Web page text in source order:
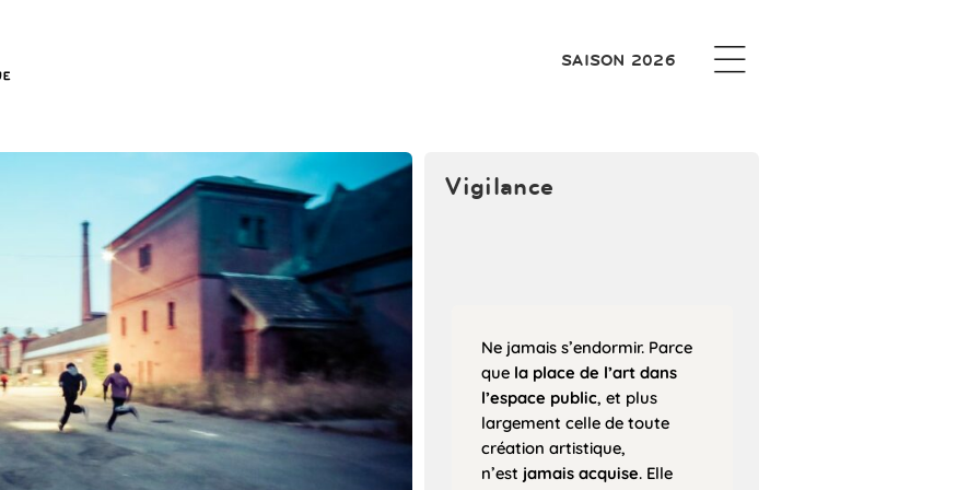
SAISON 2026
Vigilance
Ne jamais s’endormir. Parce
que la place de l’art dans
l’espace public, et plus
largement celle de toute
création artistique,
n’est jamais acquise. Elle